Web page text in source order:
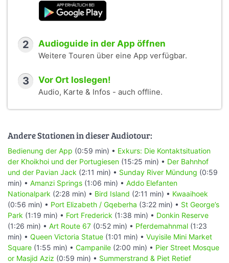
2 Audioguide in der App öffnen
Weitere Touren über eine App verfügbar.
3 Vor Ort loslegen!
Audio, Karte & Infos - auch offline.
Andere Stationen in dieser Audiotour:
Bedienung der App (0:59 min) • Exkurs: Die Kontaktsituation
der Khoikhoi und der Portugiesen (15:25 min) • Der Bahnhof
und der Pavian Jack (2:11 min) • Sunday River Mündung (0:59
min) • Amanzi Springs (1:06 min) • Addo Elefanten
Nationalpark (2:28 min) • Bird Island (2:11 min) • Kwaaihoek
(0:56 min) • Port Elizabeth / Gqeberha (3:22 min) • St George’s
Park (1:19 min) • Fort Frederick (1:38 min) • Donkin Reserve
(1:26 min) • Art Route 67 (0:52 min) • Pferdemahnmal (1:23
min) • Queen Victoria Statue (1:01 min) • Vuyisile Mini Market
Square (1:55 min) • Campanile (2:00 min) • Pier Street Mosque
or Masjid Aziz (0:59 min) • Summerstrand & Piet Retief